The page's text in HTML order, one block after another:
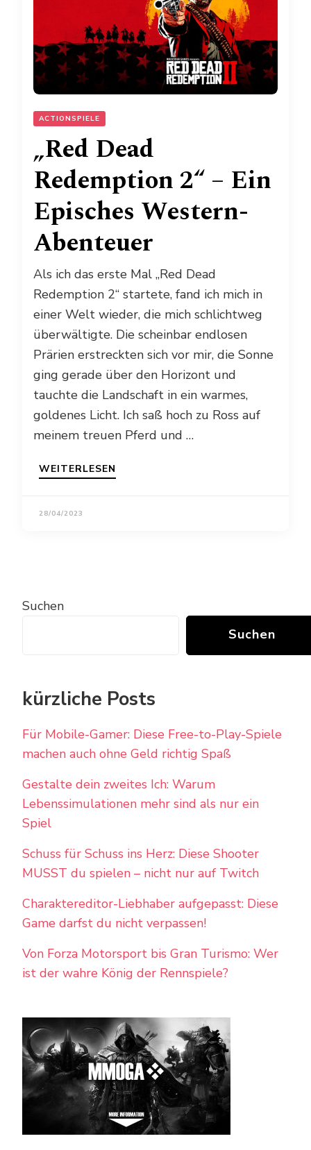
ACTIONSPIELE
„Red Dead
Redemption 2“ – Ein
Episches Western-
Abenteuer
Als ich das erste Mal „Red Dead
Redemption 2“ startete, fand ich mich in
einer Welt wieder, die mich schlichtweg
überwältigte. Die scheinbar endlosen
Prärien erstreckten sich vor mir, die Sonne
ging gerade über den Horizont und
tauchte die Landschaft in ein warmes,
goldenes Licht. Ich saß hoch zu Ross auf
meinem treuen Pferd und …
WEITERLESEN
28/04/2023
Suchen
Suchen
kürzliche Posts
Für Mobile-Gamer: Diese Free-to-Play-Spiele
machen auch ohne Geld richtig Spaß
Gestalte dein zweites Ich: Warum
Lebenssimulationen mehr sind als nur ein
Spiel
Schuss für Schuss ins Herz: Diese Shooter
MUSST du spielen – nicht nur auf Twitch
Charaktereditor-Liebhaber aufgepasst: Diese
Game darfst du nicht verpassen!
Von Forza Motorsport bis Gran Turismo: Wer
ist der wahre König der Rennspiele?